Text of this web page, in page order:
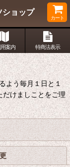
ョップ
カート
案内 特商法表示
よう毎月１日と１
だけましことをご理
閉じる